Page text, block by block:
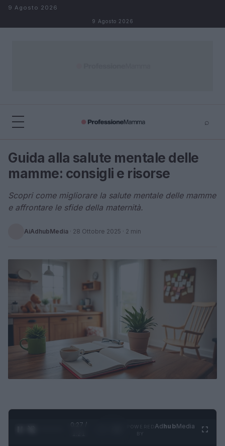
Salta al contenuto
9 Agosto 2026
9 Agosto 2026
⌕
Cerca ⌕
Guida alla salute mentale delle
mamme: consigli e risorse
Scopri come migliorare la salute mentale delle mamme
e affrontare le sfide della maternità.
AiAdhubMedia · 28 Ottobre 2025 · 2 min
0:28 /
AdhubMedia